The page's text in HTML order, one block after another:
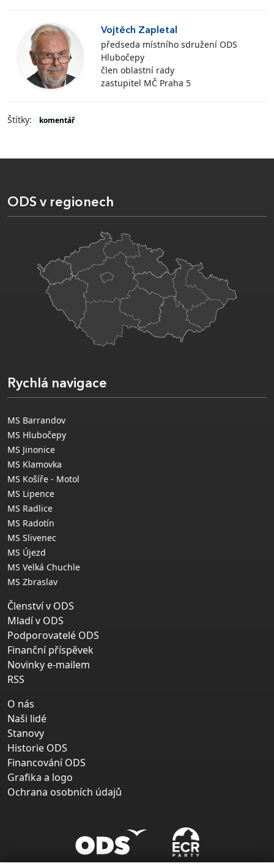
Vojtěch Zapletal
předseda místního sdružení ODS
Hlubočepy
člen oblastní rady
zastupitel MČ Praha 5
Štítky: komentář
ODS v regionech
Rychlá navigace
MS Barrandov
MS Hlubočepy
MS Jinonice
MS Klamovka
MS Košíře - Motol
MS Lipence
MS Radlice
MS Radotín
MS Slivenec
MS Újezd
MS Velká Chuchle
MS Zbraslav
Členství v ODS
Mladí v ODS
Podporovatelé ODS
Finanční příspěvek
Novinky e-mailem
RSS
O nás
Naši lidé
Stanovy
Historie ODS
Financování ODS
Grafika a logo
Ochrana osobních údajů